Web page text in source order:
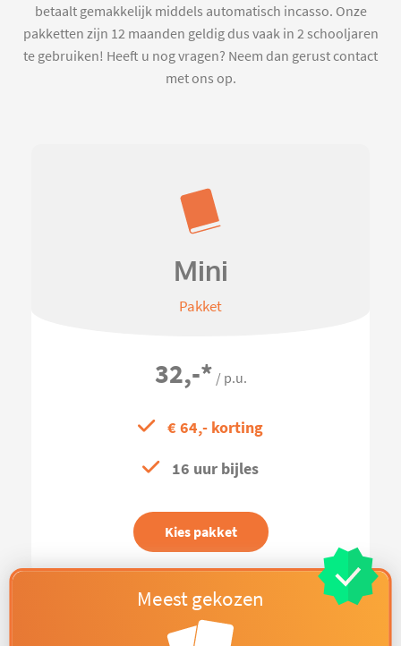
betaalt gemakkelijk middels automatisch incasso. Onze
pakketten zijn 12 maanden geldig dus vaak in 2 schooljaren
te gebruiken! Heeft u nog vragen? Neem dan gerust contact
met ons op.
Mini
Pakket
32,-* / p.u.
€ 64,- korting
16 uur bijles
Kies pakket